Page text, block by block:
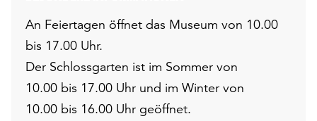
An Feiertagen öffnet das Museum von 10.00
bis 17.00 Uhr.
Der Schlossgarten ist im Sommer von
10.00 bis 17.00 Uhr und im Winter von
10.00 bis 16.00 Uhr geöffnet.